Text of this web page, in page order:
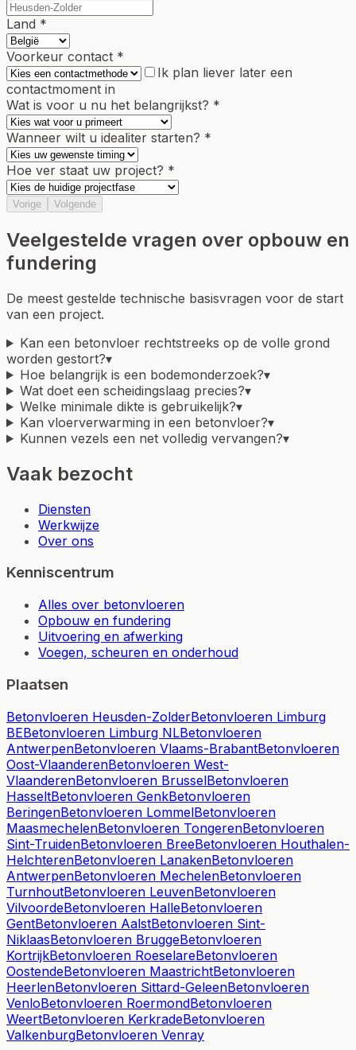
Land *
Voorkeur contact *
Ik plan liever later een
contactmoment in
Wat is voor u nu het belangrijkst? *
Wanneer wilt u idealiter starten? *
Hoe ver staat uw project? *
Vorige Volgende
Veelgestelde vragen over opbouw en
fundering
De meest gestelde technische basisvragen voor de start
van een project.
Kan een betonvloer rechtstreeks op de volle grond
worden gestort?▾
Hoe belangrijk is een bodemonderzoek?▾
Wat doet een scheidingslaag precies?▾
Welke minimale dikte is gebruikelijk?▾
Kan vloerverwarming in een betonvloer?▾
Kunnen vezels een net volledig vervangen?▾
Vaak bezocht
Diensten
Werkwijze
Over ons
Kenniscentrum
Alles over betonvloeren
Opbouw en fundering
Uitvoering en afwerking
Voegen, scheuren en onderhoud
Plaatsen
Betonvloeren Heusden-ZolderBetonvloeren Limburg
BEBetonvloeren Limburg NLBetonvloeren
AntwerpenBetonvloeren Vlaams-BrabantBetonvloeren
Oost-VlaanderenBetonvloeren West-
VlaanderenBetonvloeren BrusselBetonvloeren
HasseltBetonvloeren GenkBetonvloeren
BeringenBetonvloeren LommelBetonvloeren
MaasmechelenBetonvloeren TongerenBetonvloeren
Sint-TruidenBetonvloeren BreeBetonvloeren Houthalen-
HelchterenBetonvloeren LanakenBetonvloeren
AntwerpenBetonvloeren MechelenBetonvloeren
TurnhoutBetonvloeren LeuvenBetonvloeren
VilvoordeBetonvloeren HalleBetonvloeren
GentBetonvloeren AalstBetonvloeren Sint-
NiklaasBetonvloeren BruggeBetonvloeren
KortrijkBetonvloeren RoeselareBetonvloeren
OostendeBetonvloeren MaastrichtBetonvloeren
HeerlenBetonvloeren Sittard-GeleenBetonvloeren
VenloBetonvloeren RoermondBetonvloeren
WeertBetonvloeren KerkradeBetonvloeren
ValkenburgBetonvloeren Venray